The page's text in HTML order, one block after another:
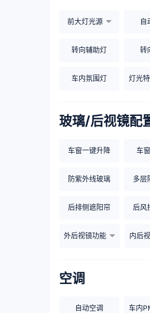
前大灯光源 自
转向辅助灯 转
车内氛围灯 灯光
玻璃/后视镜配
车窗一键升降 车
防紫外线玻璃 多层
后排侧遮阳帘 后风
外后视镜功能 内后
空调
自动空调 车内